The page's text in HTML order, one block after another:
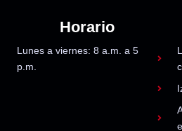
Horario
Lunes a viernes: 8 a.m. a 5
p.m.